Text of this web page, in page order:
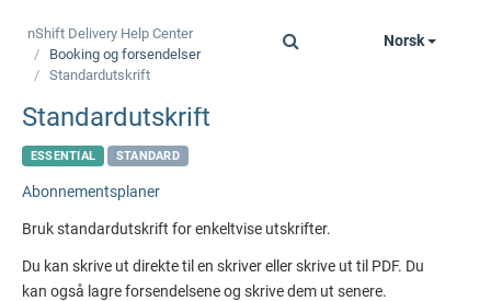
Norsk
nShift Delivery Help Center
Booking og forsendelser
Standardutskrift
Standardutskrift
ESSENTIAL STANDARD
Abonnementsplaner
Bruk standardutskrift for enkeltvise utskrifter.
Du kan skrive ut direkte til en skriver eller skrive ut til PDF. Du
kan også lagre forsendelsene og skrive dem ut senere.